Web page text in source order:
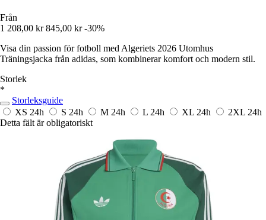
Från
1 208,00 kr 845,00 kr -30%
Visa din passion för fotboll med Algeriets 2026 Utomhus
Träningsjacka från adidas, som kombinerar komfort och modern stil.
Storlek
*
Storleksguide
XS 24h S 24h M 24h L 24h XL 24h 2XL 24h
Detta fält är obligatoriskt